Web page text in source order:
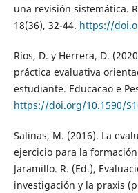
una revisión sistemática.
18(36), 32-44. https://
Ríos, D. y Herrera, D.
práctica evaluativa
estudiante. Educacao e
https://doi.org/10.1590/
Salinas, M. (2016). La
ejercicio para la
Jaramillo. R. (Ed.),
investigación y la praxis